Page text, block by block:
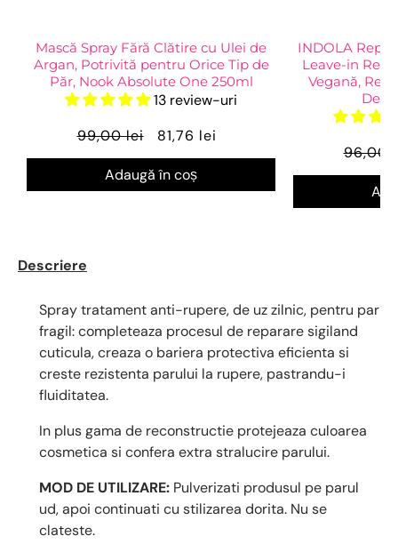
Mască Spray Fără Clătire cu Ulei de
Argan, Potrivită pentru Orice Tip de
Păr, Nook Absolute One 250ml
13 review-uri
99,00 lei
81,76 lei
Adaugă în coș
INDOLA
Leave-in
Vegană,
96,00
Descriere
Spray tratament anti-rupere, de uz zilnic, pentru par
fragil: completeaza procesul de reparare sigiland
cuticula, creaza o bariera protectiva eficienta si
creste rezistenta parului la rupere, pastrandu-i
fluiditatea.
In plus gama de reconstructie protejeaza culoarea
cosmetica si confera extra stralucire parului.
MOD DE UTILIZARE: Pulverizati produsul pe parul
ud, apoi continuati cu stilizarea dorita. Nu se
clateste.